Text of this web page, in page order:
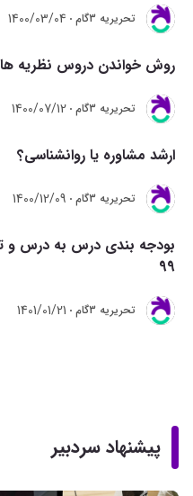
تحريريه 3گام 1400/03/04
روش خواندن دروس نظریه
تحريريه 3گام 1400/07/12
ارشد مشاوره یا روانشناسی؟
تحريريه 3گام 1400/12/09
بودجه بندی درس به درس و
99
تحريريه 3گام 1401/01/21
پیشنهاد سردبیر